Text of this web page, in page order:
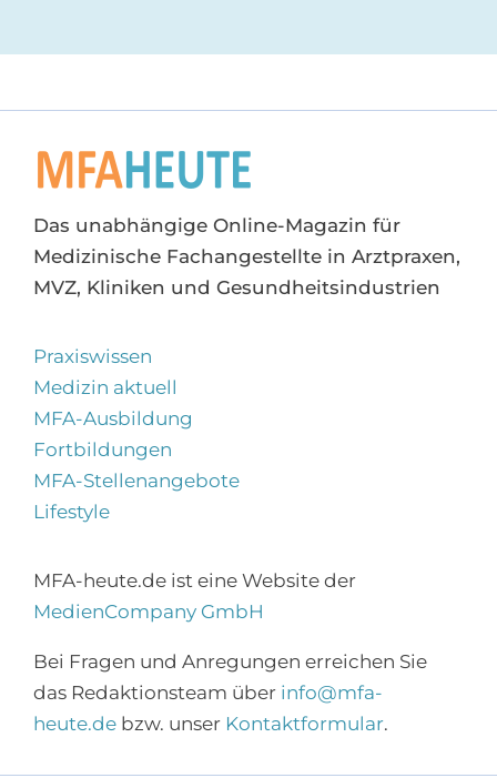
Das unabhängige Online-Magazin für
Medizinische Fachangestellte in Arztpraxen,
MVZ, Kliniken und Gesundheitsindustrien
Praxiswissen
Medizin aktuell
MFA-Ausbildung
Fortbildungen
MFA-Stellenangebote
Lifestyle
MFA-heute.de ist eine Website der
MedienCompany GmbH
Bei Fragen und Anregungen erreichen Sie
das Redaktionsteam über info@mfa-
heute.debzw. unser Kontaktformular.